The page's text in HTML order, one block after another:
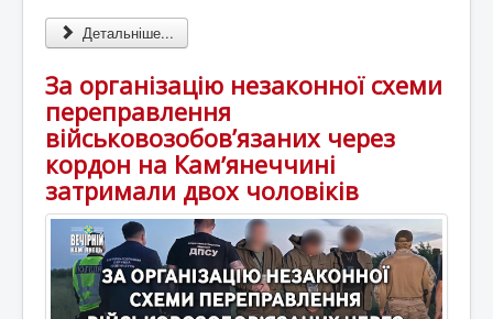
Детальніше...
За організацію незаконної схеми
переправлення
військовозобов’язаних через
кордон на Камʼянеччині
затримали двох чоловіків